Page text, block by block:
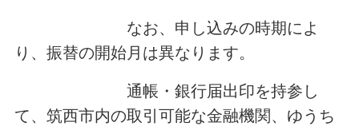
なお、申し込みの時期によ
り、振替の開始月は異なります。
通帳・銀行届出印を持参し
て、筑西市内の取引可能な金融機関、ゆうち